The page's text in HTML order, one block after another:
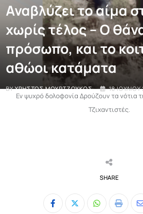
Αναβλύζει το αίμα
χωρίς τέλος – Ο
πρόσωπο, και το
αθώοι κατάματα
BYΧΡΉΣΤΟΣ ΜΟΥΡΤΖΟΎΚΟΣ 18
Εν ψυχρό δολοφονία Δρούζουν τα νότια
Τζιχαντιστές.
SHARE
Whatsapp
Print